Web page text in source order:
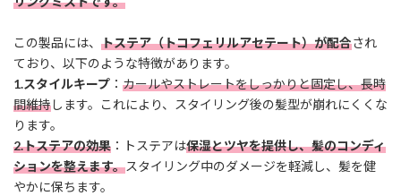
この製品には、 トステア（トコフェリルアセテート）が配合され
ており、以下のような特徴があります。
1.スタイルキープ ： カールやストレートをしっかりと固定し、長時
間維持します。これにより、スタイリング後の髪型が崩れにくくな
ります。
2.トステアの効果 ：トステアは保湿とツヤを提供し、髪のコンディ
ションを整えます。スタイリング中のダメージを軽減し、髪を健
やかに保ちます。